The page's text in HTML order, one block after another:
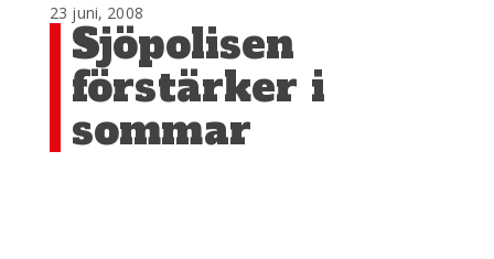
23 juni, 2008
Sjöpolisen
förstärker i
sommar